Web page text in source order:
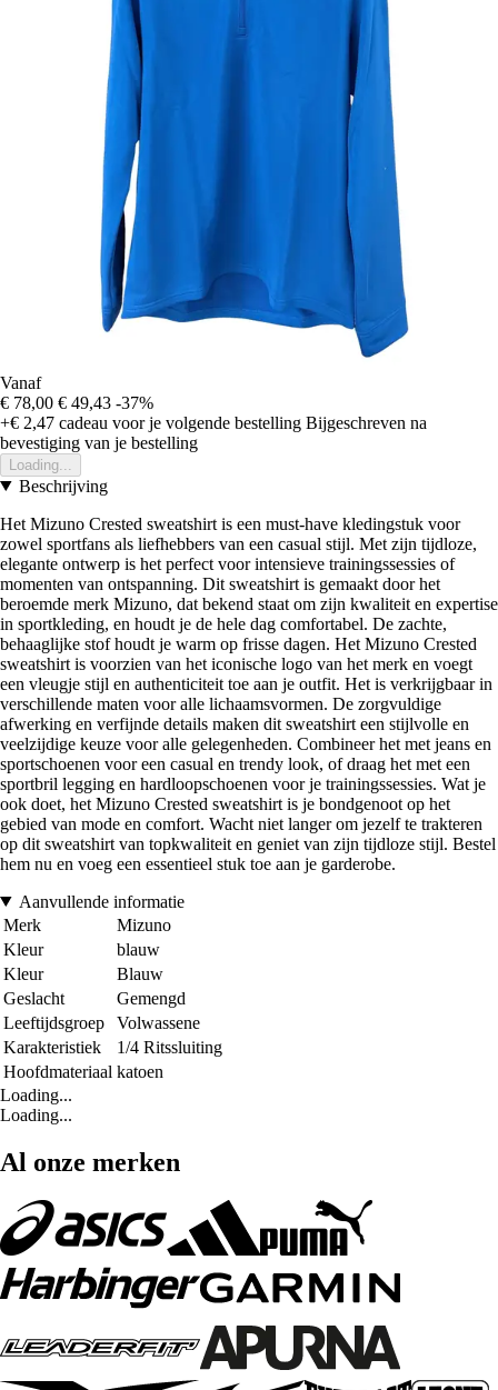
Vanaf
€ 78,00 € 49,43 -37%
+€ 2,47 cadeau voor je volgende bestelling Bijgeschreven na
bevestiging van je bestelling
Loading...
Beschrijving
Het Mizuno Crested sweatshirt is een must-have kledingstuk voor
zowel sportfans als liefhebbers van een casual stijl. Met zijn tijdloze,
elegante ontwerp is het perfect voor intensieve trainingssessies of
momenten van ontspanning. Dit sweatshirt is gemaakt door het
beroemde merk Mizuno, dat bekend staat om zijn kwaliteit en expertise
in sportkleding, en houdt je de hele dag comfortabel. De zachte,
behaaglijke stof houdt je warm op frisse dagen. Het Mizuno Crested
sweatshirt is voorzien van het iconische logo van het merk en voegt
een vleugje stijl en authenticiteit toe aan je outfit. Het is verkrijgbaar in
verschillende maten voor alle lichaamsvormen. De zorgvuldige
afwerking en verfijnde details maken dit sweatshirt een stijlvolle en
veelzijdige keuze voor alle gelegenheden. Combineer het met jeans en
sportschoenen voor een casual en trendy look, of draag het met een
sportbril legging en hardloopschoenen voor je trainingssessies. Wat je
ook doet, het Mizuno Crested sweatshirt is je bondgenoot op het
gebied van mode en comfort. Wacht niet langer om jezelf te trakteren
op dit sweatshirt van topkwaliteit en geniet van zijn tijdloze stijl. Bestel
hem nu en voeg een essentieel stuk toe aan je garderobe.
Aanvullende informatie
Merk
Mizuno
Kleur
blauw
Kleur
Blauw
Geslacht
Gemengd
Leeftijdsgroep
Volwassene
Karakteristiek
1/4 Ritssluiting
Hoofdmateriaal katoen
Loading...
Loading...
Al onze merken